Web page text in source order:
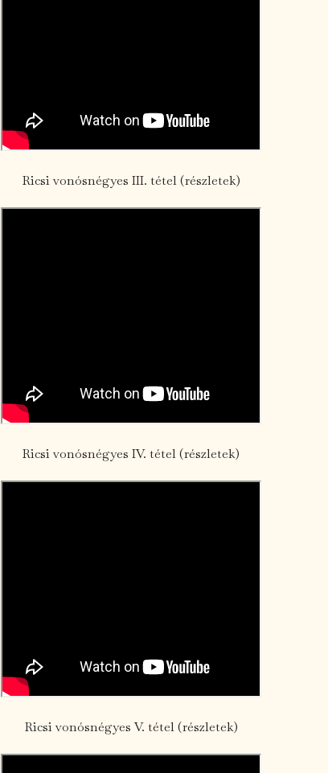
Ricsi vonósnégyes III. tétel (részletek)
Ricsi vonósnégyes IV. tétel (részletek)
Ricsi vonósnégyes V. tétel (részletek)